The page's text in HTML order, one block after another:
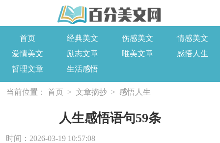
首页 经典美文 伤感美文
情感美文
爱情美文
励志文章 唯美文章
感悟人生
哲理文章
生活感悟
当前位置： 首页 > 文章摘抄 > 感悟人生
人生感悟语句59条
时间：2026-03-19 10:57:08